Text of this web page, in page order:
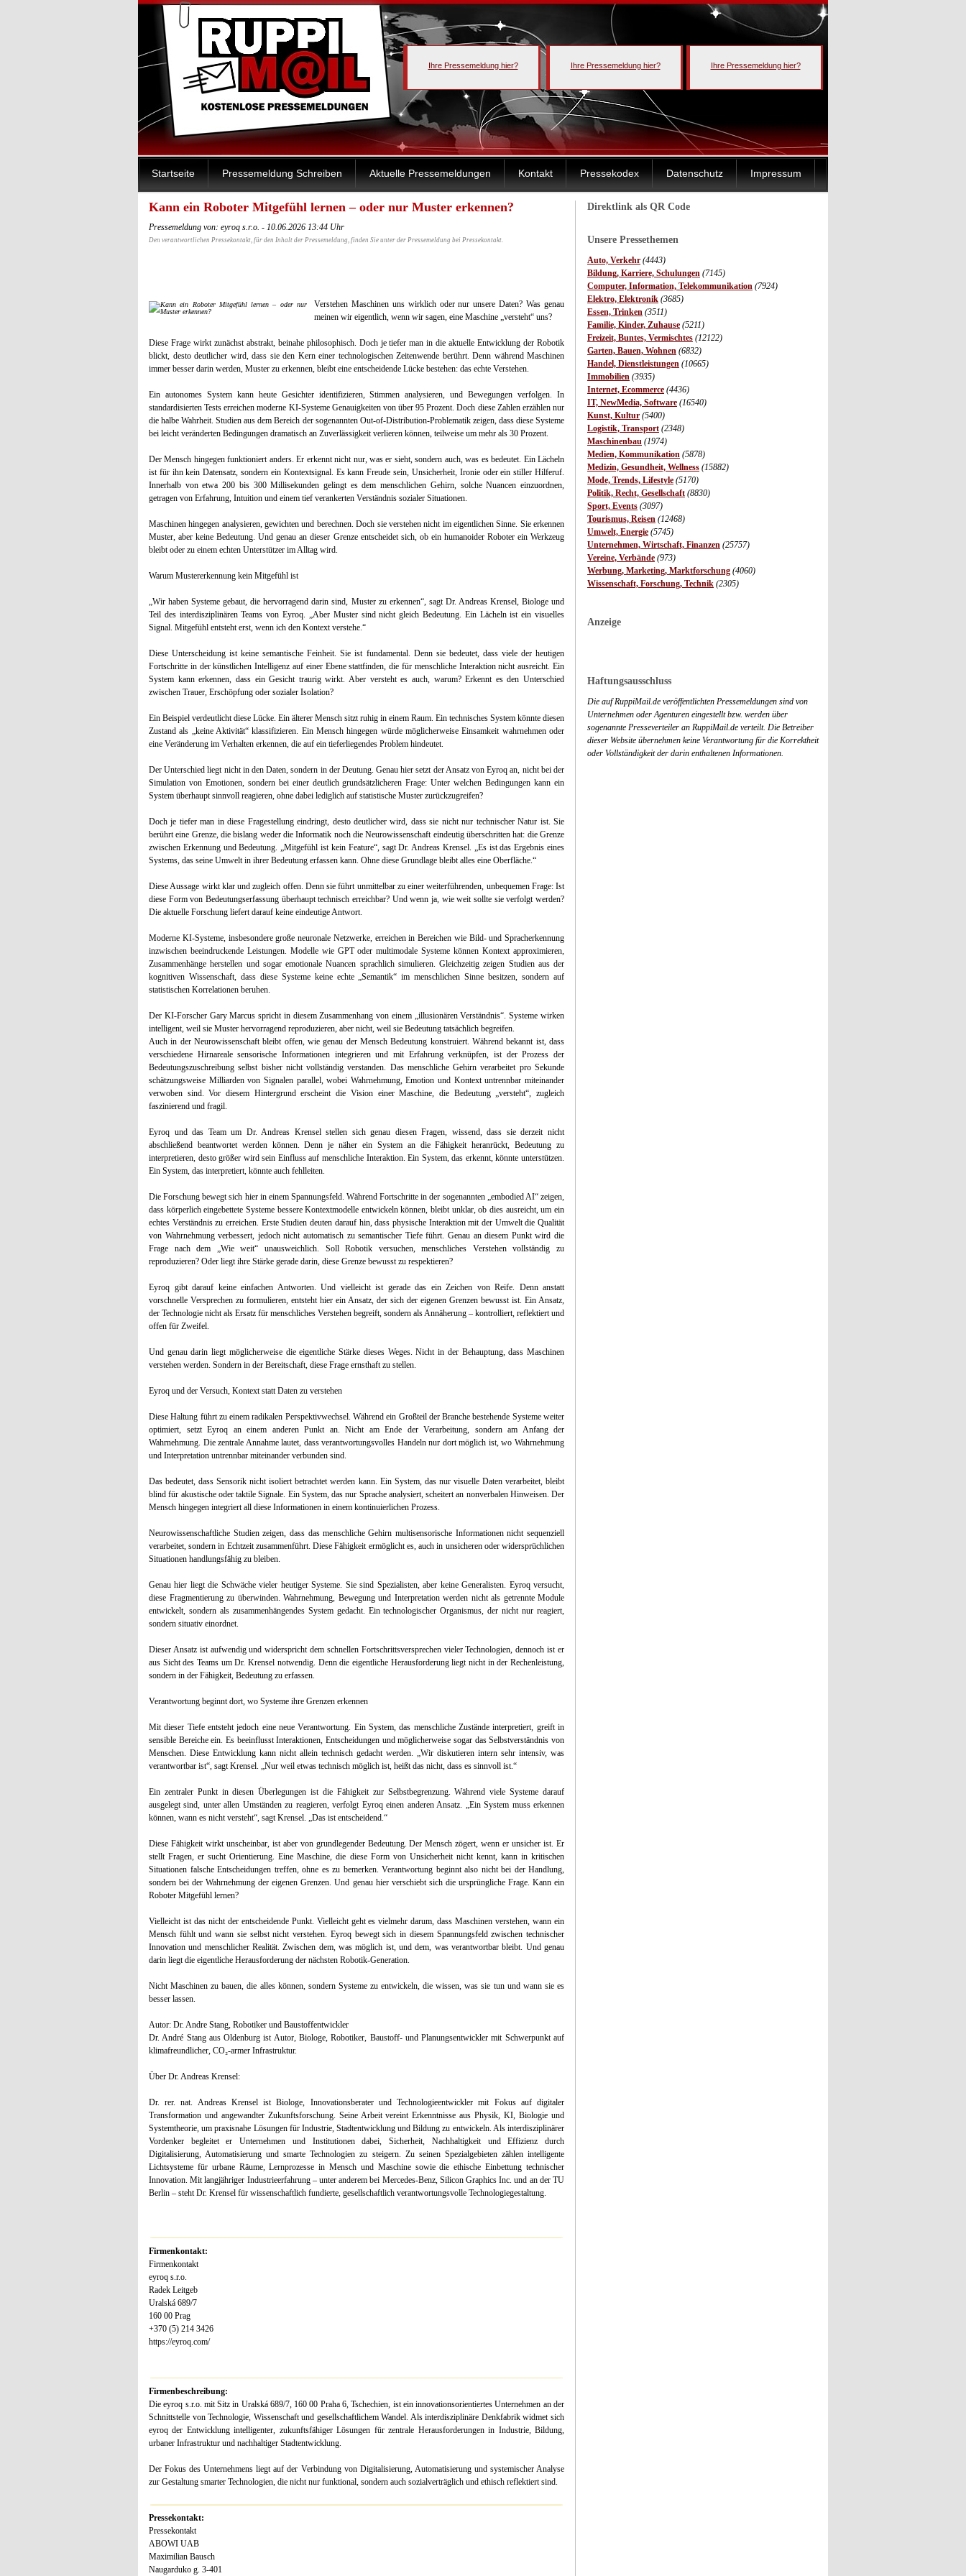
Ihre Pressemeldung hier? Ihre Pressemeldung hier? Ihre Pressemeldung hier?
Startseite Pressemeldung Schreiben Aktuelle Pressemeldungen Kontakt Pressekodex Datenschutz Impressum
Direktlink als QR Code
Unsere Pressethemen
Auto, Verkehr (4443)
Bildung, Karriere, Schulungen (7145)
Computer, Information, Telekommunikation (7924)
Elektro, Elektronik (3685)
Essen, Trinken (3511)
Familie, Kinder, Zuhause (5211)
Freizeit, Buntes, Vermischtes (12122)
Garten, Bauen, Wohnen (6832)
Handel, Dienstleistungen (10665)
Immobilien (3935)
Internet, Ecommerce (4436)
IT, NewMedia, Software (16540)
Kunst, Kultur (5400)
Logistik, Transport (2348)
Maschinenbau (1974)
Medien, Kommunikation (5878)
Medizin, Gesundheit, Wellness (15882)
Mode, Trends, Lifestyle (5170)
Politik, Recht, Gesellschaft (8830)
Sport, Events (3097)
Tourismus, Reisen (12468)
Umwelt, Energie (5745)
Unternehmen, Wirtschaft, Finanzen (25757)
Vereine, Verbände (973)
Werbung, Marketing, Marktforschung (4060)
Wissenschaft, Forschung, Technik (2305)
Anzeige
Haftungsausschluss
Die auf RuppiMail.de veröffentlichten Pressemeldungen sind von
Unternehmen oder Agenturen eingestellt bzw. werden über
sogenannte Presseverteiler an RuppiMail.de verteilt. Die Betreiber
dieser Website übernehmen keine Verantwortung für die Korrektheit
oder Vollständigkeit der darin enthaltenen Informationen.
Kann ein Roboter Mitgefühl lernen – oder nur Muster erkennen?
Pressemeldung von: eyroq s.r.o. - 10.06.2026 13:44 Uhr
Den verantwortlichen Pressekontakt, für den Inhalt der Pressemeldung, finden Sie unter der Pressemeldung bei Pressekontakt.
Verstehen Maschinen uns wirklich oder nur unsere Daten? Was genau
meinen wir eigentlich, wenn wir sagen, eine Maschine „versteht“ uns?
Diese Frage wirkt zunächst abstrakt, beinahe philosophisch. Doch je tiefer man in die aktuelle Entwicklung der Robotik
blickt, desto deutlicher wird, dass sie den Kern einer technologischen Zeitenwende berührt. Denn während Maschinen
immer besser darin werden, Muster zu erkennen, bleibt eine entscheidende Lücke bestehen: das echte Verstehen.
Ein autonomes System kann heute Gesichter identifizieren, Stimmen analysieren, und Bewegungen verfolgen. In
standardisierten Tests erreichen moderne KI-Systeme Genauigkeiten von über 95 Prozent. Doch diese Zahlen erzählen nur
die halbe Wahrheit. Studien aus dem Bereich der sogenannten Out-of-Distribution-Problematik zeigen, dass diese Systeme
bei leicht veränderten Bedingungen dramatisch an Zuverlässigkeit verlieren können, teilweise um mehr als 30 Prozent.
Der Mensch hingegen funktioniert anders. Er erkennt nicht nur, was er sieht, sondern auch, was es bedeutet. Ein Lächeln
ist für ihn kein Datensatz, sondern ein Kontextsignal. Es kann Freude sein, Unsicherheit, Ironie oder ein stiller Hilferuf.
Innerhalb von etwa 200 bis 300 Millisekunden gelingt es dem menschlichen Gehirn, solche Nuancen einzuordnen,
getragen von Erfahrung, Intuition und einem tief verankerten Verständnis sozialer Situationen.
Maschinen hingegen analysieren, gewichten und berechnen. Doch sie verstehen nicht im eigentlichen Sinne. Sie erkennen
Muster, aber keine Bedeutung. Und genau an dieser Grenze entscheidet sich, ob ein humanoider Roboter ein Werkzeug
bleibt oder zu einem echten Unterstützer im Alltag wird.
Warum Mustererkennung kein Mitgefühl ist
„Wir haben Systeme gebaut, die hervorragend darin sind, Muster zu erkennen“, sagt Dr. Andreas Krensel, Biologe und
Teil des interdisziplinären Teams von Eyroq. „Aber Muster sind nicht gleich Bedeutung. Ein Lächeln ist ein visuelles
Signal. Mitgefühl entsteht erst, wenn ich den Kontext verstehe.“
Diese Unterscheidung ist keine semantische Feinheit. Sie ist fundamental. Denn sie bedeutet, dass viele der heutigen
Fortschritte in der künstlichen Intelligenz auf einer Ebene stattfinden, die für menschliche Interaktion nicht ausreicht. Ein
System kann erkennen, dass ein Gesicht traurig wirkt. Aber versteht es auch, warum? Erkennt es den Unterschied
zwischen Trauer, Erschöpfung oder sozialer Isolation?
Ein Beispiel verdeutlicht diese Lücke. Ein älterer Mensch sitzt ruhig in einem Raum. Ein technisches System könnte diesen
Zustand als „keine Aktivität“ klassifizieren. Ein Mensch hingegen würde möglicherweise Einsamkeit wahrnehmen oder
eine Veränderung im Verhalten erkennen, die auf ein tieferliegendes Problem hindeutet.
Der Unterschied liegt nicht in den Daten, sondern in der Deutung. Genau hier setzt der Ansatz von Eyroq an, nicht bei der
Simulation von Emotionen, sondern bei einer deutlich grundsätzlicheren Frage: Unter welchen Bedingungen kann ein
System überhaupt sinnvoll reagieren, ohne dabei lediglich auf statistische Muster zurückzugreifen?
Doch je tiefer man in diese Fragestellung eindringt, desto deutlicher wird, dass sie nicht nur technischer Natur ist. Sie
berührt eine Grenze, die bislang weder die Informatik noch die Neurowissenschaft eindeutig überschritten hat: die Grenze
zwischen Erkennung und Bedeutung. „Mitgefühl ist kein Feature“, sagt Dr. Andreas Krensel. „Es ist das Ergebnis eines
Systems, das seine Umwelt in ihrer Bedeutung erfassen kann. Ohne diese Grundlage bleibt alles eine Oberfläche.“
Diese Aussage wirkt klar und zugleich offen. Denn sie führt unmittelbar zu einer weiterführenden, unbequemen Frage: Ist
diese Form von Bedeutungserfassung überhaupt technisch erreichbar? Und wenn ja, wie weit sollte sie verfolgt werden?
Die aktuelle Forschung liefert darauf keine eindeutige Antwort.
Moderne KI-Systeme, insbesondere große neuronale Netzwerke, erreichen in Bereichen wie Bild- und Spracherkennung
inzwischen beeindruckende Leistungen. Modelle wie GPT oder multimodale Systeme können Kontext approximieren,
Zusammenhänge herstellen und sogar emotionale Nuancen sprachlich simulieren. Gleichzeitig zeigen Studien aus der
kognitiven Wissenschaft, dass diese Systeme keine echte „Semantik“ im menschlichen Sinne besitzen, sondern auf
statistischen Korrelationen beruhen.
Der KI-Forscher Gary Marcus spricht in diesem Zusammenhang von einem „illusionären Verständnis“. Systeme wirken
intelligent, weil sie Muster hervorragend reproduzieren, aber nicht, weil sie Bedeutung tatsächlich begreifen.
Auch in der Neurowissenschaft bleibt offen, wie genau der Mensch Bedeutung konstruiert. Während bekannt ist, dass
verschiedene Hirnareale sensorische Informationen integrieren und mit Erfahrung verknüpfen, ist der Prozess der
Bedeutungszuschreibung selbst bisher nicht vollständig verstanden. Das menschliche Gehirn verarbeitet pro Sekunde
schätzungsweise Milliarden von Signalen parallel, wobei Wahrnehmung, Emotion und Kontext untrennbar miteinander
verwoben sind. Vor diesem Hintergrund erscheint die Vision einer Maschine, die Bedeutung „versteht“, zugleich
faszinierend und fragil.
Eyroq und das Team um Dr. Andreas Krensel stellen sich genau diesen Fragen, wissend, dass sie derzeit nicht
abschließend beantwortet werden können. Denn je näher ein System an die Fähigkeit heranrückt, Bedeutung zu
interpretieren, desto größer wird sein Einfluss auf menschliche Interaktion. Ein System, das erkennt, könnte unterstützen.
Ein System, das interpretiert, könnte auch fehlleiten.
Die Forschung bewegt sich hier in einem Spannungsfeld. Während Fortschritte in der sogenannten „embodied AI“ zeigen,
dass körperlich eingebettete Systeme bessere Kontextmodelle entwickeln können, bleibt unklar, ob dies ausreicht, um ein
echtes Verständnis zu erreichen. Erste Studien deuten darauf hin, dass physische Interaktion mit der Umwelt die Qualität
von Wahrnehmung verbessert, jedoch nicht automatisch zu semantischer Tiefe führt. Genau an diesem Punkt wird die
Frage nach dem „Wie weit“ unausweichlich. Soll Robotik versuchen, menschliches Verstehen vollständig zu
reproduzieren? Oder liegt ihre Stärke gerade darin, diese Grenze bewusst zu respektieren?
Eyroq gibt darauf keine einfachen Antworten. Und vielleicht ist gerade das ein Zeichen von Reife. Denn anstatt
vorschnelle Versprechen zu formulieren, entsteht hier ein Ansatz, der sich der eigenen Grenzen bewusst ist. Ein Ansatz,
der Technologie nicht als Ersatz für menschliches Verstehen begreift, sondern als Annäherung – kontrolliert, reflektiert und
offen für Zweifel.
Und genau darin liegt möglicherweise die eigentliche Stärke dieses Weges. Nicht in der Behauptung, dass Maschinen
verstehen werden. Sondern in der Bereitschaft, diese Frage ernsthaft zu stellen.
Eyroq und der Versuch, Kontext statt Daten zu verstehen
Diese Haltung führt zu einem radikalen Perspektivwechsel. Während ein Großteil der Branche bestehende Systeme weiter
optimiert, setzt Eyroq an einem anderen Punkt an. Nicht am Ende der Verarbeitung, sondern am Anfang der
Wahrnehmung. Die zentrale Annahme lautet, dass verantwortungsvolles Handeln nur dort möglich ist, wo Wahrnehmung
und Interpretation untrennbar miteinander verbunden sind.
Das bedeutet, dass Sensorik nicht isoliert betrachtet werden kann. Ein System, das nur visuelle Daten verarbeitet, bleibt
blind für akustische oder taktile Signale. Ein System, das nur Sprache analysiert, scheitert an nonverbalen Hinweisen. Der
Mensch hingegen integriert all diese Informationen in einem kontinuierlichen Prozess.
Neurowissenschaftliche Studien zeigen, dass das menschliche Gehirn multisensorische Informationen nicht sequenziell
verarbeitet, sondern in Echtzeit zusammenführt. Diese Fähigkeit ermöglicht es, auch in unsicheren oder widersprüchlichen
Situationen handlungsfähig zu bleiben.
Genau hier liegt die Schwäche vieler heutiger Systeme. Sie sind Spezialisten, aber keine Generalisten. Eyroq versucht,
diese Fragmentierung zu überwinden. Wahrnehmung, Bewegung und Interpretation werden nicht als getrennte Module
entwickelt, sondern als zusammenhängendes System gedacht. Ein technologischer Organismus, der nicht nur reagiert,
sondern situativ einordnet.
Dieser Ansatz ist aufwendig und widerspricht dem schnellen Fortschrittsversprechen vieler Technologien, dennoch ist er
aus Sicht des Teams um Dr. Krensel notwendig. Denn die eigentliche Herausforderung liegt nicht in der Rechenleistung,
sondern in der Fähigkeit, Bedeutung zu erfassen.
Verantwortung beginnt dort, wo Systeme ihre Grenzen erkennen
Mit dieser Tiefe entsteht jedoch eine neue Verantwortung. Ein System, das menschliche Zustände interpretiert, greift in
sensible Bereiche ein. Es beeinflusst Interaktionen, Entscheidungen und möglicherweise sogar das Selbstverständnis von
Menschen. Diese Entwicklung kann nicht allein technisch gedacht werden. „Wir diskutieren intern sehr intensiv, was
verantwortbar ist“, sagt Krensel. „Nur weil etwas technisch möglich ist, heißt das nicht, dass es sinnvoll ist.“
Ein zentraler Punkt in diesen Überlegungen ist die Fähigkeit zur Selbstbegrenzung. Während viele Systeme darauf
ausgelegt sind, unter allen Umständen zu reagieren, verfolgt Eyroq einen anderen Ansatz. „Ein System muss erkennen
können, wann es nicht versteht“, sagt Krensel. „Das ist entscheidend.“
Diese Fähigkeit wirkt unscheinbar, ist aber von grundlegender Bedeutung. Der Mensch zögert, wenn er unsicher ist. Er
stellt Fragen, er sucht Orientierung. Eine Maschine, die diese Form von Unsicherheit nicht kennt, kann in kritischen
Situationen falsche Entscheidungen treffen, ohne es zu bemerken. Verantwortung beginnt also nicht bei der Handlung,
sondern bei der Wahrnehmung der eigenen Grenzen. Und genau hier verschiebt sich die ursprüngliche Frage. Kann ein
Roboter Mitgefühl lernen?
Vielleicht ist das nicht der entscheidende Punkt. Vielleicht geht es vielmehr darum, dass Maschinen verstehen, wann ein
Mensch fühlt und wann sie selbst nicht verstehen. Eyroq bewegt sich in diesem Spannungsfeld zwischen technischer
Innovation und menschlicher Realität. Zwischen dem, was möglich ist, und dem, was verantwortbar bleibt. Und genau
darin liegt die eigentliche Herausforderung der nächsten Robotik-Generation.
Nicht Maschinen zu bauen, die alles können, sondern Systeme zu entwickeln, die wissen, was sie tun und wann sie es
besser lassen.
Autor: Dr. Andre Stang, Robotiker und Baustoffentwickler
Dr. André Stang aus Oldenburg ist Autor, Biologe, Robotiker, Baustoff- und Planungsentwickler mit Schwerpunkt auf
klimafreundlicher, CO₂‑armer Infrastruktur.
Über Dr. Andreas Krensel:
Dr. rer. nat. Andreas Krensel ist Biologe, Innovationsberater und Technologieentwickler mit Fokus auf digitaler
Transformation und angewandter Zukunftsforschung. Seine Arbeit vereint Erkenntnisse aus Physik, KI, Biologie und
Systemtheorie, um praxisnahe Lösungen für Industrie, Stadtentwicklung und Bildung zu entwickeln. Als interdisziplinärer
Vordenker begleitet er Unternehmen und Institutionen dabei, Sicherheit, Nachhaltigkeit und Effizienz durch
Digitalisierung, Automatisierung und smarte Technologien zu steigern. Zu seinen Spezialgebieten zählen intelligente
Lichtsysteme für urbane Räume, Lernprozesse in Mensch und Maschine sowie die ethische Einbettung technischer
Innovation. Mit langjähriger Industrieerfahrung – unter anderem bei Mercedes-Benz, Silicon Graphics Inc. und an der TU
Berlin – steht Dr. Krensel für wissenschaftlich fundierte, gesellschaftlich verantwortungsvolle Technologiegestaltung.
Firmenkontakt:
Firmenkontakt
eyroq s.r.o.
Radek Leitgeb
Uralská 689/7
160 00 Prag
+370 (5) 214 3426
https://eyroq.com/
Firmenbeschreibung:
Die eyroq s.r.o. mit Sitz in Uralská 689/7, 160 00 Praha 6, Tschechien, ist ein innovationsorientiertes Unternehmen an der
Schnittstelle von Technologie, Wissenschaft und gesellschaftlichem Wandel. Als interdisziplinäre Denkfabrik widmet sich
eyroq der Entwicklung intelligenter, zukunftsfähiger Lösungen für zentrale Herausforderungen in Industrie, Bildung,
urbaner Infrastruktur und nachhaltiger Stadtentwicklung.
Der Fokus des Unternehmens liegt auf der Verbindung von Digitalisierung, Automatisierung und systemischer Analyse
zur Gestaltung smarter Technologien, die nicht nur funktional, sondern auch sozialverträglich und ethisch reflektiert sind.
Pressekontakt:
Pressekontakt
ABOWI UAB
Maximilian Bausch
Naugarduko g. 3-401